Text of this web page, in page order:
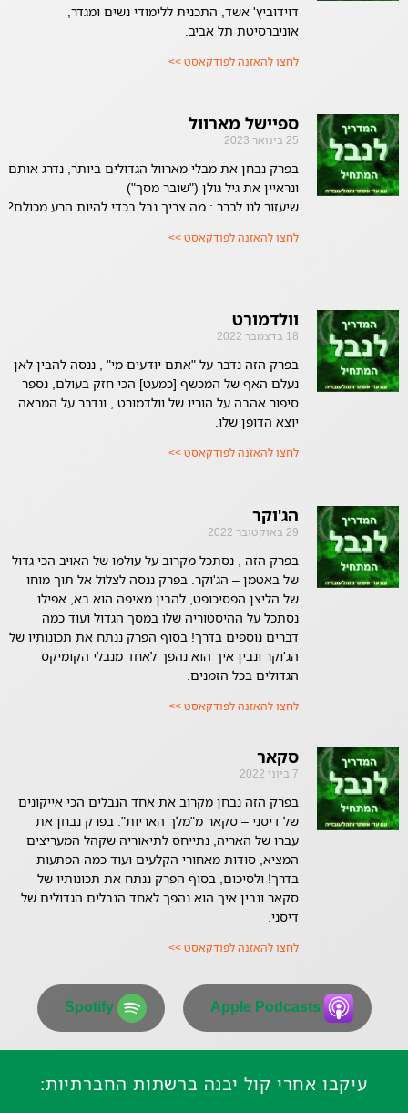
דוידוביץ' אשד, התכנית ללימודי נשים ומגדר,
אוניברסיטת תל אביב.
לחצו להאזנה לפודקאסט >>
ספיישל מארוול
25 בינואר 2023
בפרק נבחן את מבלי מארוול הגדולים ביותר, נדרג אותם
ונראיין את גיל גולן ("שובר מסך")
שיעזור לנו לברר : מה צריך נבל בכדי להיות הרע מכולם?
לחצו להאזנה לפודקאסט >>
וולדמורט
18 בדצמבר 2022
בפרק הזה נדבר על "אתם יודעים מי" , ננסה להבין לאן
נעלם האף של המכשף [כמעט] הכי חזק בעולם, נספר
סיפור אהבה על הוריו של וולדמורט , ונדבר על המראה
יוצא הדופן שלו.
לחצו להאזנה לפודקאסט >>
הג'וקר
29 באוקטובר 2022
בפרק הזה , נסתכל מקרוב על עולמו של האויב הכי גדול
של באטמן – הג'וקר. בפרק ננסה לצלול אל תוך מוחו
של הליצן הפסיכופט, להבין מאיפה הוא בא, אפילו
נסתכל על ההיסטוריה שלו במסך הגדול ועוד כמה
דברים נוספים בדרך! בסוף הפרק ננתח את תכונותיו של
הג'וקר ונבין איך הוא נהפך לאחד מנבלי הקומיקס
הגדולים בכל הזמנים.
לחצו להאזנה לפודקאסט >>
סקאר
7 ביוני 2022
בפרק הזה נבחן מקרוב את אחד הנבלים הכי אייקונים
של דיסני – סקאר מ"מלך האריות". בפרק נבחן את
עברו של האריה, נתייחס לתיאוריה שקהל המעריצים
המציא, סודות מאחורי הקלעים ועוד כמה הפתעות
בדרך! ולסיכום, בסוף הפרק ננתח את תכונותיו של
סקאר ונבין איך הוא נהפך לאחד הנבלים הגדולים של
דיסני.
לחצו להאזנה לפודקאסט >>
Apple Podcasts
Spotify
עיקבו אחרי קול יבנה ברשתות החברתיות: